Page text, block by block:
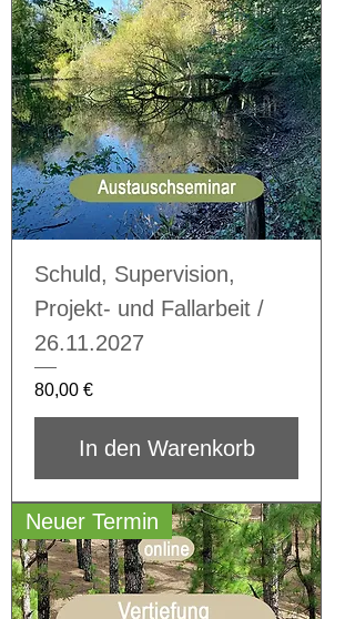
Schuld, Supervision,
Projekt- und Fallarbeit /
26.11.2027
Preis
80,00 €
In den Warenkorb
Neuer Termin